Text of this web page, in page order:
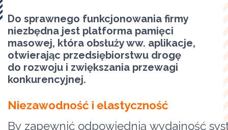
Do sprawnego funkcjonowania firmy
niezbędna jest platforma pamięci
masowej, która obsłuży ww. aplikacje,
otwierając przedsiębiorstwu drogę
do rozwoju i zwiększania przewagi
konkurencyjnej.
Niezawodność i elastyczność
By zapewnić odpowiednią wydajność